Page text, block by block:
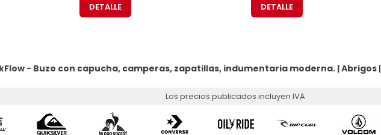
DETALLE
DETALLE
- Buzo con capucha, camperas, zapatillas, indumentaria moderna. |Abrigos|
Los precios publicados incluyen IVA